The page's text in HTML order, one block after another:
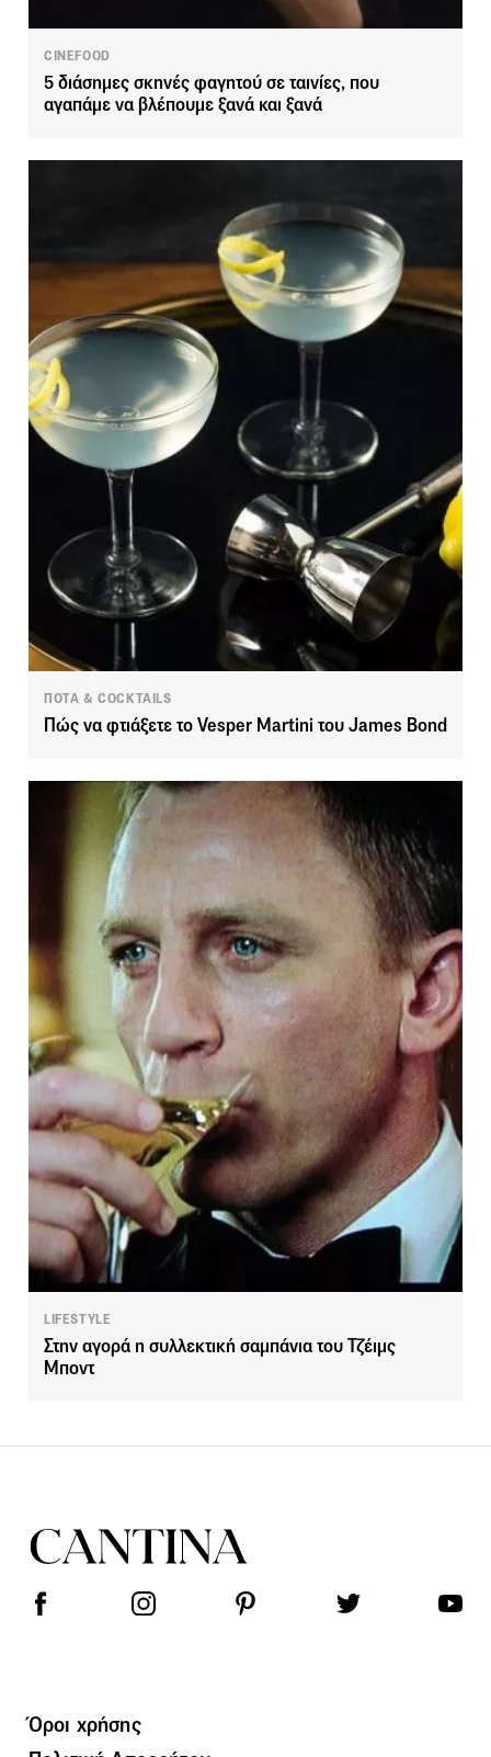
CINEFOOD
5 διάσημες σκηνές φαγητού σε ταινίες, που
αγαπάμε να βλέπουμε ξανά και ξανά
ΠΟΤΑ & COCKTAILS
Πώς να φτιάξετε το Vesper Martini του James Bond
LIFESTYLE
Στην αγορά η συλλεκτική σαμπάνια του Τζέιμς
Μποντ
Όροι χρήσης